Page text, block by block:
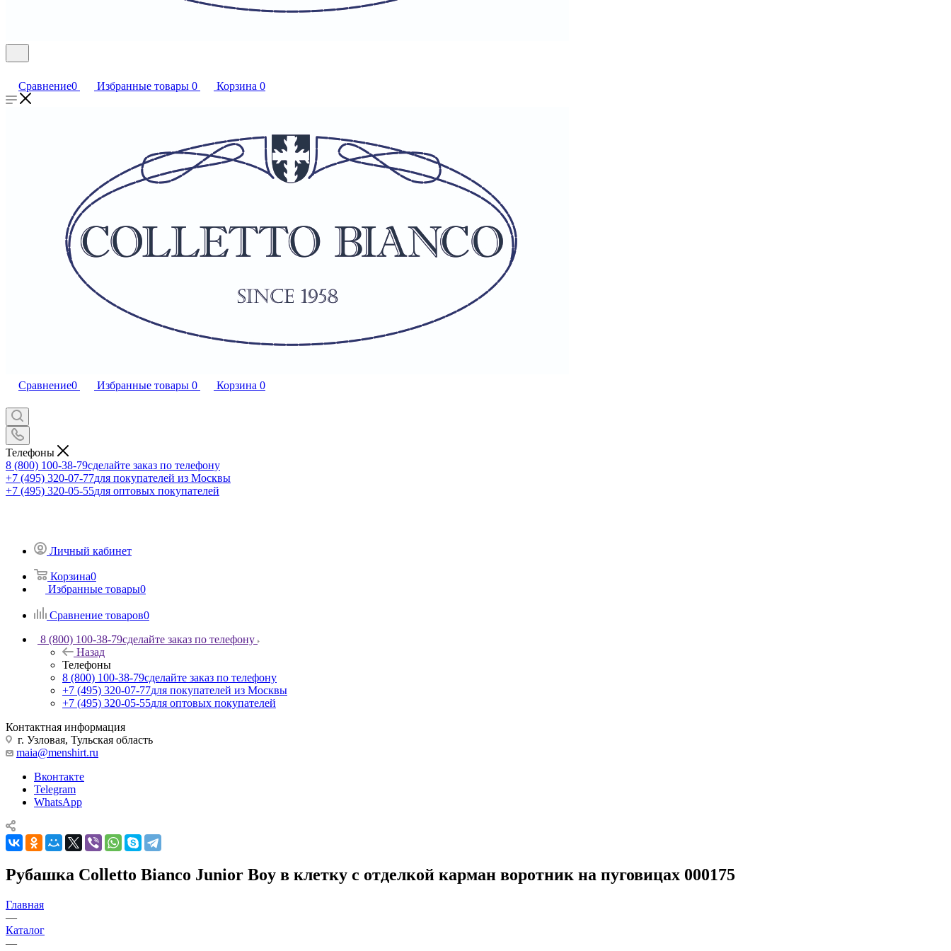
Сравнение0 Избранные товары 0 Корзина 0
Сравнение0 Избранные товары 0 Корзина 0
Телефоны
8 (800) 100-38-79сделайте заказ по телефону
+7 (495) 320-07-77для покупателей из Москвы
+7 (495) 320-05-55для оптовых покупателей
Личный кабинет
Корзина0
Избранные товары0
Сравнение товаров0
8 (800) 100-38-79сделайте заказ по телефону
Назад
Телефоны
8 (800) 100-38-79сделайте заказ по телефону
+7 (495) 320-07-77для покупателей из Москвы
+7 (495) 320-05-55для оптовых покупателей
Контактная информация
г. Узловая, Тульская область
maia@menshirt.ru
Вконтакте
Telegram
WhatsApp
Рубашка Colletto Bianco Junior Boy в клетку с отделкой карман воротник на пуговицах 000175
Главная
—
Каталог
—